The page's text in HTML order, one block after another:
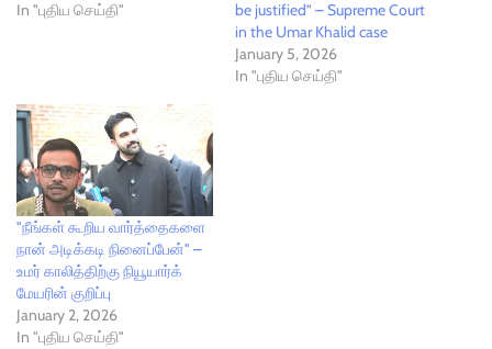
In "புதிய செய்தி"
be justified” – Supreme Court
in the Umar Khalid case
January 5, 2026
In "புதிய செய்தி"
"நீங்கள் கூறிய வார்த்தைகளை
நான் அடிக்கடி நினைப்பேன்" –
உமர் காலித்திற்கு நியூயார்க்
மேயரின் குறிப்பு
January 2, 2026
In "புதிய செய்தி"